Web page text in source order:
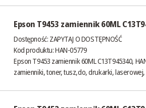
Epson T9453 zamiennik 60ML
Dostępność: ZAPYTAJ O DOSTĘPNOŚĆ
Kod produktu: HAN-05779
Epson T9453 zamiennik 60ML C13T945340,
zamienniki, toner, tusz,do, drukarki,